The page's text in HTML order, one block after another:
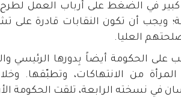
كبير في الضغط على أرباب العمل
ويجب أن تكون النقابات قادرة على
العليا.
على الحكومة أيضاً بِدورها
من الانتهاكات، وتطبّقها.